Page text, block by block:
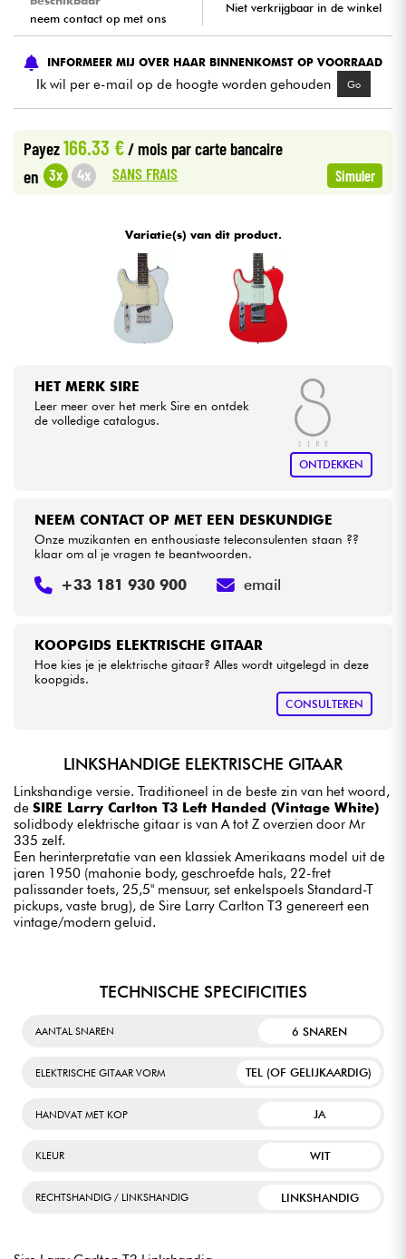
Kinderen
Kabels & toebehoren
Sets
neem contact op met ons
Niet verkrijgbaar in de winkel
INFORMEER MIJ OVER HAAR BINNENKOMST OP VOORRAAD
Ik wil per e-mail op de hoogte worden gehouden Go
Payez166.33 € / mois par carte bancaire
en 3x 4x SANS FRAIS Simuler
Variatie(s) van dit product.
HET MERK SIRE
Leer meer over het merk Sire en ontdek
de volledige catalogus.
ONTDEKKEN
KOOPGIDS ELEKTRISCHE GITAAR
Hoe kies je je elektrische gitaar? Alles wordt uitgelegd in deze
koopgids.
CONSULTEREN
NEEM CONTACT OP MET EEN DESKUNDIGE
Onze muzikanten en enthousiaste teleconsulenten staan ??
klaar om al je vragen te beantwoorden.
+33 181 930 900 email
LINKSHANDIGE ELEKTRISCHE GITAAR
Linkshandige versie. Traditioneel in de beste zin van het woord,
de SIRE Larry Carlton T3 Left Handed (Vintage White)
solidbody elektrische gitaar is van A tot Z overzien door Mr
335 zelf.
Een herinterpretatie van een klassiek Amerikaans model uit de
jaren 1950 (mahonie body, geschroefde hals, 22-fret
palissander toets, 25,5" mensuur, set enkelspoels Standard-T
pickups, vaste brug), de Sire Larry Carlton T3 genereert een
vintage/modern geluid.
TECHNISCHE SPECIFICITIES
AANTAL SNAREN 6 SNAREN
ELEKTRISCHE GITAAR VORM TEL (OF GELIJKAARDIG)
HANDVAT MET KOP JA
KLEUR WIT
RECHTSHANDIG / LINKSHANDIG LINKSHANDIG